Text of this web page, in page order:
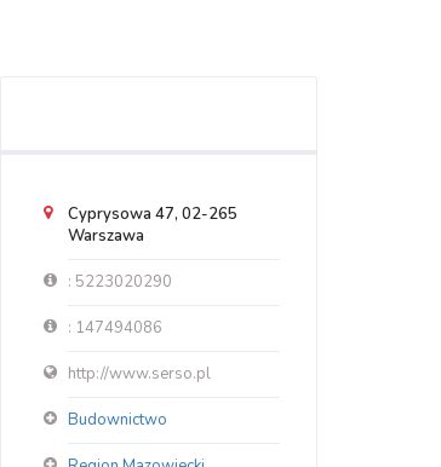
Cyprysowa 47, 02-265
Warszawa
: 5223020290
: 147494086
http://www.serso.pl
Budownictwo